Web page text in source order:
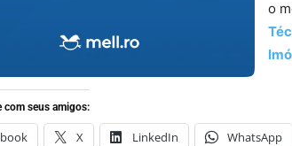
o
com seus amigos:
X LinkedIn WhatsApp